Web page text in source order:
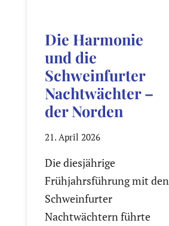
Die Harmonie
und die
Schweinfurter
Nachtwächter –
der Norden
21. April 2026
Die diesjährige
Frühjahrsführung mit den
Schweinfurter
Nachtwächtern führte